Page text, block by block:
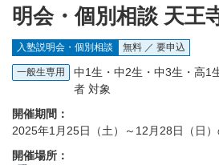
明会・個別相談 天王
入塾説明会・個別相談 無料 ／ 要申込
一般生専用
中1生・中2生・中3生・高1
者 対象
開催期間：
2025年1月25日（土）～12月28日（日
開催場所：